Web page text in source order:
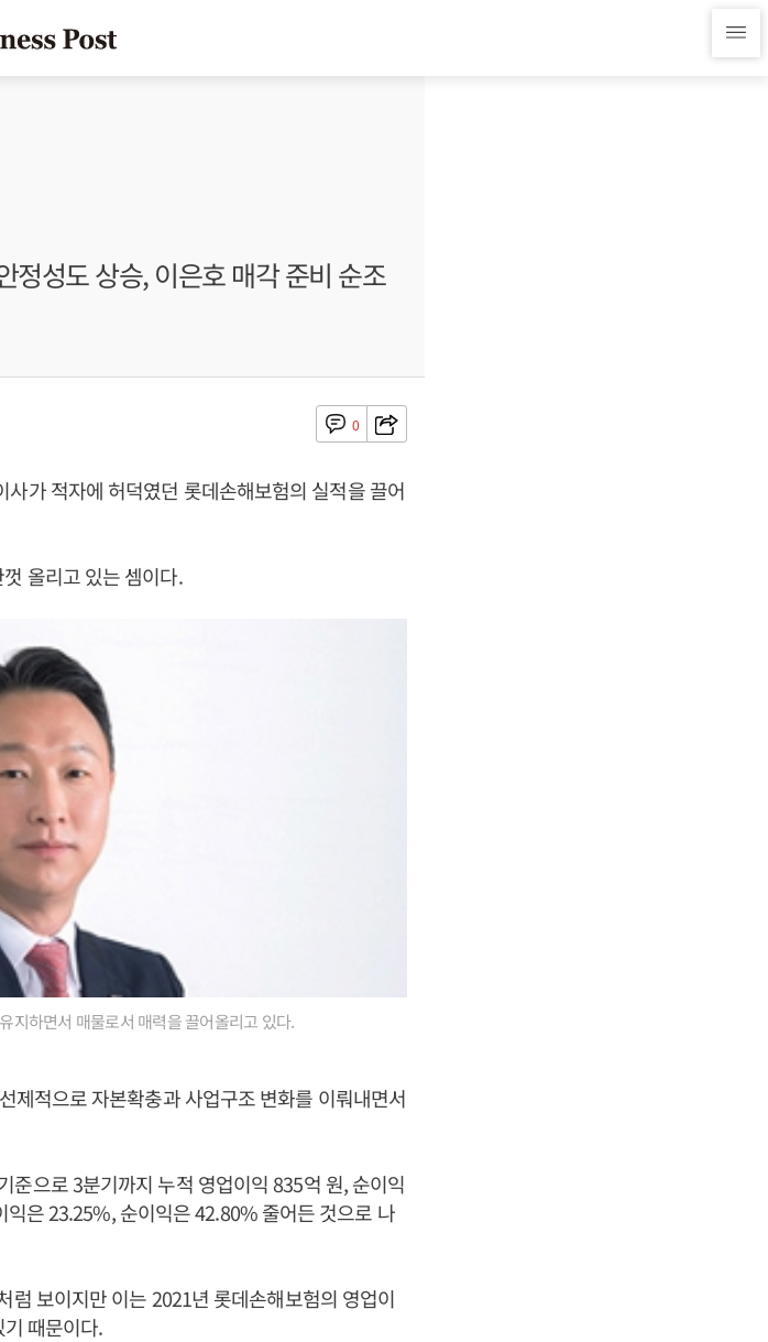
정성도 상승, 이은호 매각 준비 순조
0
가 적자에 허덕였던 롯데손해보험의 실적을 끌어
올리고 있는 셈이다.
지하면서 매물로서 매력을 끌어올리고 있다.
제적으로 자본확충과 사업구조 변화를 이뤄내면서
준으로 3분기까지 누적 영업이익 835억 원, 순이익
은 23.25%, 순이익은 42.80% 줄어든 것으로 나
럼 보이지만 이는 2021년 롯데손해보험의 영업이
때문이다.